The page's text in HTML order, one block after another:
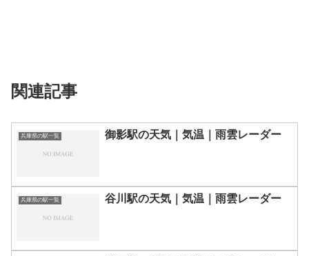
関連記事
兵庫県の駅一覧 御影駅の天気｜気温｜雨雲レーダー
兵庫県の駅一覧 谷川駅の天気｜気温｜雨雲レーダー